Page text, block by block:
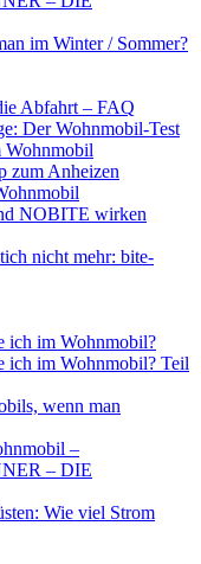
im Winter / Sommer?
Abfahrt – FAQ
Der Wohnmobil-Test
Wohnmobil
zum Anheizen
NOBITE wirken
nicht mehr: bite-
ich im Wohnmobil?
ich im Wohnmobil? Teil
wenn man
–
– DIE
Wie viel Strom